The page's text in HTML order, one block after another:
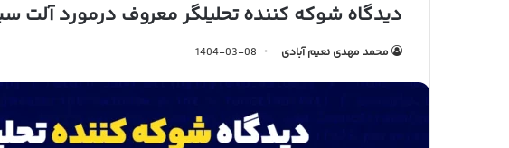
دیدگاه شوکه کننده تحلیلگر معروف درمورد آلت
محمد مهدی نعیم آبادی 1404-03-08